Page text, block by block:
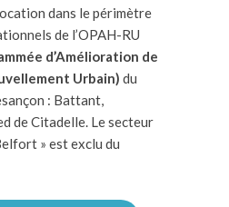
dans le périmètre
de l’OPAH-RU
d’Amélioration de
Urbain) du
: Battant,
de Citadelle. Le secteur
» est exclu du